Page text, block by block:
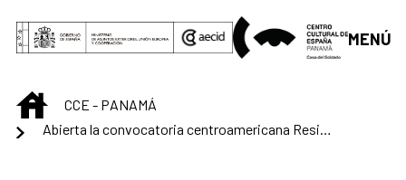
Saltar al contenido principal
MENÚ
INICIOCCE - PANAMÁ